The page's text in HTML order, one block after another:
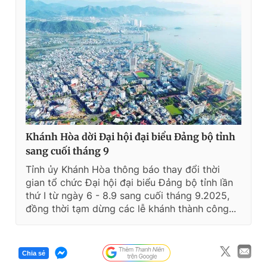
Khánh Hòa dời Đại hội đại biểu Đảng bộ tỉnh
sang cuối tháng 9
Tỉnh ủy Khánh Hòa thông báo thay đổi thời
gian tổ chức Đại hội đại biểu Đảng bộ tỉnh lần
thứ I từ ngày 6 - 8.9 sang cuối tháng 9.2025,
đồng thời tạm dừng các lễ khánh thành công...
Chia sẻ